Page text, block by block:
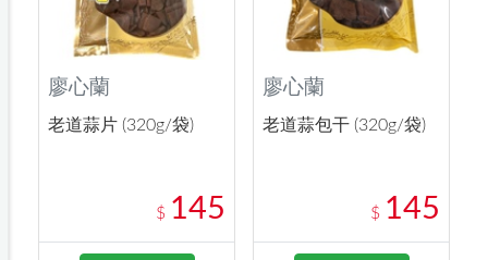
廖心蘭
老道蒜片 (320g/袋)
$ 145
廖心蘭
老道蒜包干 (320g/袋)
$ 145